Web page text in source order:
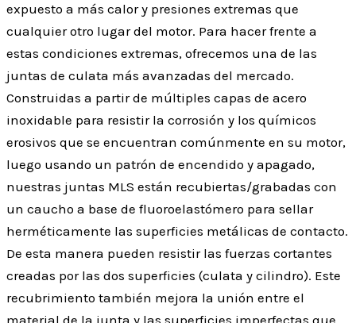
expuesto a más calor y presiones extremas que
cualquier otro lugar del motor. Para hacer frente a
estas condiciones extremas, ofrecemos una de las
juntas de culata más avanzadas del mercado.
Construidas a partir de múltiples capas de acero
inoxidable para resistir la corrosión y los químicos
erosivos que se encuentran comúnmente en su motor,
luego usando un patrón de encendido y apagado,
nuestras juntas MLS están recubiertas/grabadas con
un caucho a base de fluoroelastómero para sellar
herméticamente las superficies metálicas de contacto.
De esta manera pueden resistir las fuerzas cortantes
creadas por las dos superficies (culata y cilindro). Este
recubrimiento también mejora la unión entre el